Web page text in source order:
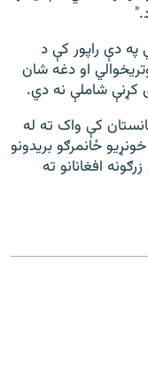
په دې راپور کې د
او دغه شان
کړنې شاملې نه دي.
کې واک ته له
ځانمرګو بریدونو
افغانانو ته